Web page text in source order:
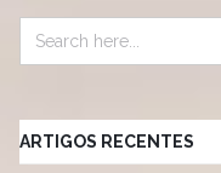
ARTIGOS RECENTES